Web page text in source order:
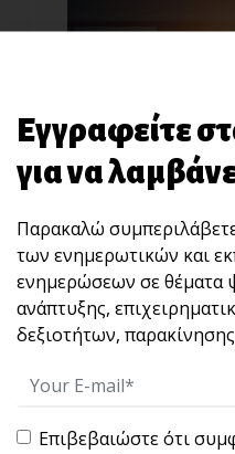
“STOP” : Μια
Πολλές φορές,
Εγγραφείτε
για να
Παρακαλώ
των ενημερωτικών και
ενημερώσεων σε θέματα
ανάπτυξης,
δεξιοτήτων,
Επιβεβαιώστε ότι